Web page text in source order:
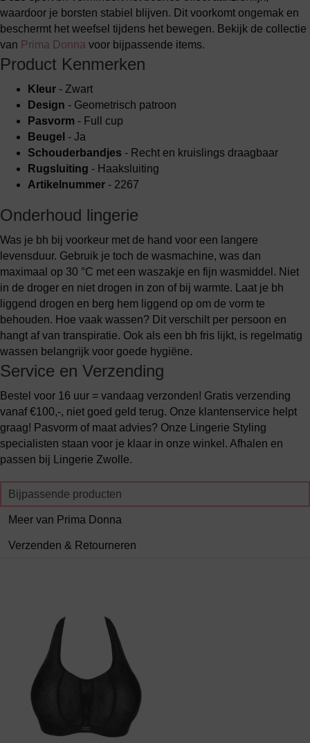
waardoor je borsten stabiel blijven. Dit voorkomt ongemak en
beschermt het weefsel tijdens het bewegen. Bekijk de collectie
van Prima Donna voor bijpassende items.
Product Kenmerken
Kleur - Zwart
Design - Geometrisch patroon
Pasvorm - Full cup
Beugel - Ja
Schouderbandjes - Recht en kruislings draagbaar
Rugsluiting - Haaksluiting
Artikelnummer - 2267
Onderhoud lingerie
Was je bh bij voorkeur met de hand voor een langere
levensduur. Gebruik je toch de wasmachine, was dan
maximaal op 30 °C met een waszakje en fijn wasmiddel. Niet
in de droger en niet drogen in zon of bij warmte. Laat je bh
liggend drogen en berg hem liggend op om de vorm te
behouden. Hoe vaak wassen? Dit verschilt per persoon en
hangt af van transpiratie. Ook als een bh fris lijkt, is regelmatig
wassen belangrijk voor goede hygiëne.
Service en Verzending
Bestel voor 16 uur = vandaag verzonden! Gratis verzending
vanaf €100,-, niet goed geld terug. Onze klantenservice helpt
graag! Pasvorm of maat advies? Onze Lingerie Styling
specialisten staan voor je klaar in onze winkel. Afhalen en
passen bij Lingerie Zwolle.
Bijpassende producten
Meer van Prima Donna
Verzenden & Retourneren